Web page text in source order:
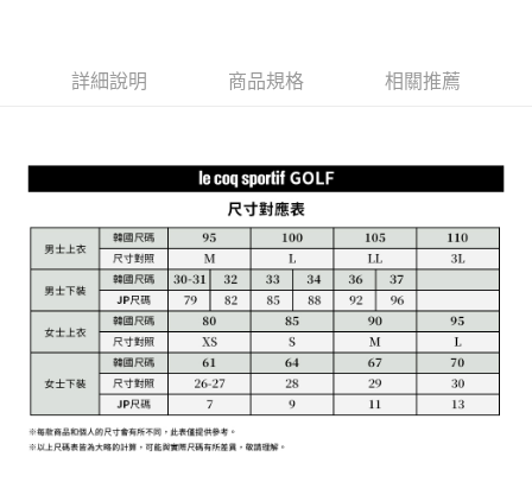
帳／街口支付／iPASS MONEY」等通路繳費。
用戶於交易時，得透過本服務購買商品或服務，並由商店將買賣／分期付款
買賣價金債權讓與本公司後，依約使用本公司帳單繳交帳款。
2.基於同意付款使用「大哥付你分期」之契約關係目的，商店將以您的個人
資料（包含姓名、電話或地址）提供予台灣大哥大進項蒐集、處理及利用，
由本公司與您本人進行分期帳單所需資料之確認、核對及更正。
3.完整用戶服務條款，請詳閱以下連結：https://oppay.tw/userRule
２．訂單成立數日內，您將收到繳費通知簡訊。
購買商品的店家。未經商家同意取消之訂單仍視為有效，需透過AFTEE先享
後付繳納相關費用。
※ 交易是否成功請以「AFTEE先享後付 」之結帳頁面顯示為準，若有關於
是否繳費成功／繳費後需取消欲退款等相關疑問，請聯繫「AFTEE先享後付
客戶支援中心」https://netprotections.freshdesk.com/support/home
１．透過由恩沛科技股份有限公司提供之「AFTEE先享後付」服務完成之交
易，需依本服務之必要範圍內提供個人資料，並將交易相關給付款項請求債
權轉讓予恩沛科技股份有限公司。
２．關於個人資料處理事宜，請瀏覽以下網址：
https://aftee.tw/terms/#terms3
３．未成年的使用者請事先徵得法定代理人或監護人之同意方可使用
「AFTEE先享後付」，若未經同意申辦者引起之損失，本公司不負相關責
每筆NT$80，滿NT$2,000(含以上)免運費
每筆NT$80，滿NT$2,000(含以上)免運費
7-11取貨付款
每筆NT$80，滿NT$2,000(含以上)免運費
付款後7-11取貨
每筆NT$80，滿NT$2,000(含以上)免運費
宅配
詳細說明 商品規格 相關推薦